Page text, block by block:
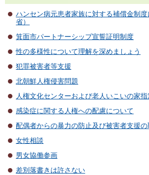
ハンセン病元患者家族に対する補償金制
省）
箕面市パートナーシップ宣誓証明制度
性の多様性について理解を深めましょう
犯罪被害者等支援
北朝鮮人権侵害問題
人権文化センターおよび老人いこいの家
感染症に関する人権への配慮について
配偶者からの暴力の防止及び被害者支援
女性相談
男女協働参画
差別落書きは許さない